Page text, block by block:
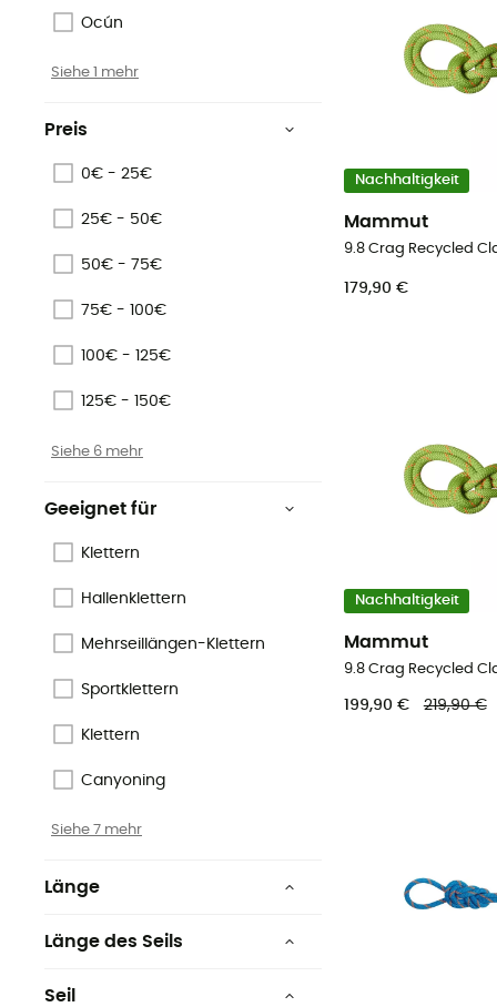
Ocún
Siehe 1 mehr
Preis
0€ - 25€
25€ - 50€
50€ - 75€
75€ - 100€
100€ - 125€
125€ - 150€
Siehe 6 mehr
Geeignet für
Klettern
Hallenklettern
Mehrseillängen-Klettern
Sportklettern
Klettern
Canyoning
Siehe 7 mehr
Länge
Länge des Seils
Seil
Nachhaltigkeit
Mammut
179,90 €
Nachhaltigkeit
Mammut
199,90 € 219,90 €